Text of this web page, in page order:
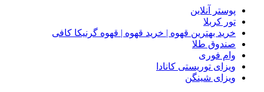
پوستر آنلاین
تور کربلا
خرید بهترین قهوه | خرید قهوه | قهوه گرنیکا کافی
صندوق طلا
وام فوری
ویزای توریستی کانادا
ویزای شینگن